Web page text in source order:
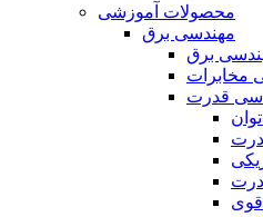
محصولات آموزشی
مهندسی برق
برق
مخابرات
قدرت